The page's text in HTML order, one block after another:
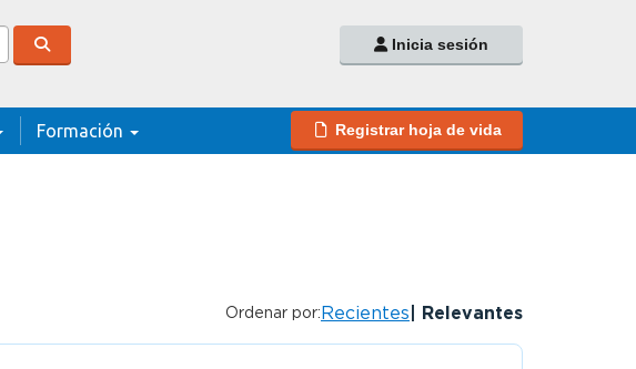
Inicia sesión
Formación Registrar hoja de vida
Ordenar por:Recientes Relevantes